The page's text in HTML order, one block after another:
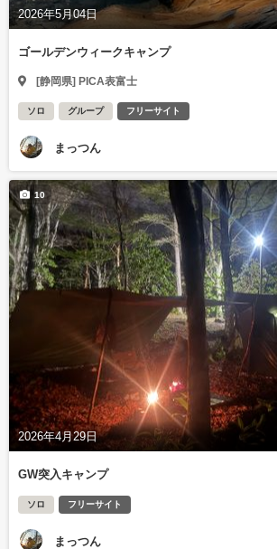
2026年5月04日
ゴールデンウィークキャンプ
[静岡県] PICA表富士
ソロ グループ フリーサイト
まっつん
2026年4月29日
10
GW突入キャンプ
ソロ フリーサイト
まっつん